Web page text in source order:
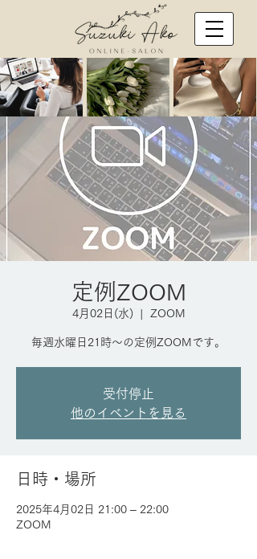
定例ZOOM
4月02日(水) ZOOM
毎週水曜日21時～の定例ZOOMです。
受付停止
他のイベントを見る
日時・場所
2025年4月02日 21:00 – 22:00
ZOOM